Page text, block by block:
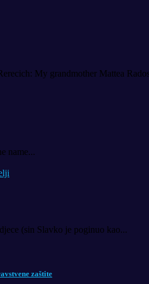
My grandmother Mattea
name...
(sin Slavko je poginuo kao...
zaštite